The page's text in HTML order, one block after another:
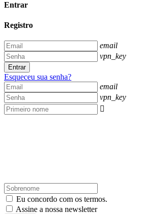
Entrar
Registro
email
vpn_key
Entrar
Esqueceu sua senha?
email
vpn_key

Eu concordo com os termos.
Assine a nossa newsletter